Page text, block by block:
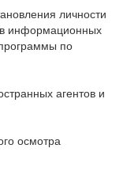
личности
в информационных
по
агентов и
осмотра